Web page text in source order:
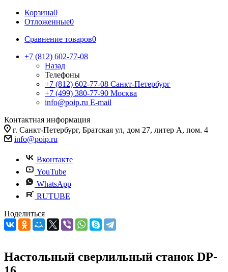
Корзина0
Отложенные0
Сравнение товаров0
+7 (812) 602-77-08
Назад
Телефоны
+7 (812) 602-77-08 Санкт-Петербург
+7 (499) 380-77-90 Москва
info@poip.ru E-mail
Контактная информация
г. Санкт-Петербург, Братская ул, дом 27, литер А, пом. 4
info@poip.ru
Вконтакте
YouTube
WhatsApp
RUTUBE
Поделиться
Настольный сверлильный станок DP-